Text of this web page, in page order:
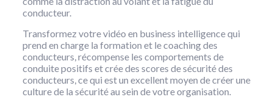
conducteur.
Transformez votre vidéo en business intelligence qui
prend en charge la formation et le coaching des
conducteurs, récompense les comportements de
conduite positifs et crée des scores de sécurité des
conducteurs, ce qui est un excellent moyen de créer une
culture de la sécurité au sein de votre organisation.